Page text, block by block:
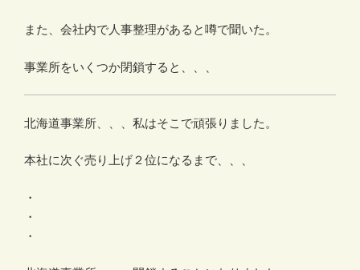
また、会社内で人事整理があると噂で聞いた。
事業所をいくつか閉鎖すると、、、
北海道事業所、、、私はそこで頑張りました。
本社に次ぐ売り上げ２位になるまで、、、
・
・
・